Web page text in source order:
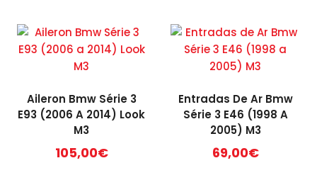
Aileron Bmw Série 3
E93 (2006 A 2014) Look
M3
105,00€
Entradas De Ar Bmw
Série 3 E46 (1998 A
2005) M3
69,00€